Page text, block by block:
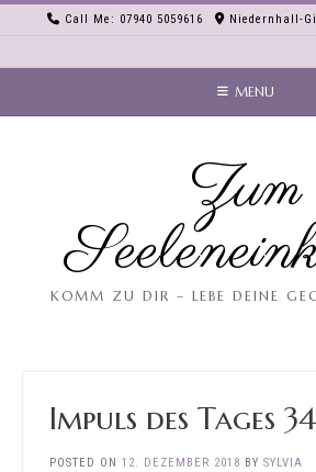
Call Me: 07940 5059616 Niedernhall-
MENU
Zum
KOMM ZU DIR – LEBE DEINE
Impuls des Tages
POSTED ON 12. DEZEMBER 2018 BY SYLVIA